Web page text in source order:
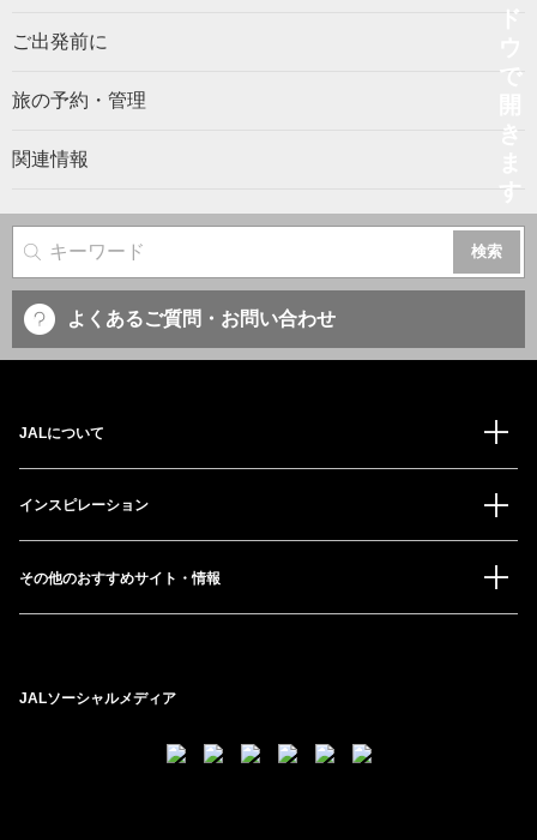
ご出発前に
旅の予約・管理
関連情報
サイト内検索
よくあるご質問・お問い合わせ
JALについて
インスピレーション
その他のおすすめサイト・情報
JALソーシャルメディア